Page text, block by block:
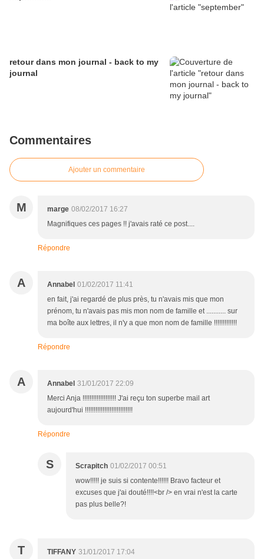
retour dans mon journal - back to my
journal
Commentaires
Ajouter un commentaire
M marge 08/02/2017 16:27
Magnifiques ces pages !! j'avais raté ce post....
Répondre
A Annabel 01/02/2017 11:41
en fait, j'ai regardé de plus près, tu n'avais mis que mon
prénom, tu n'avais pas mis mon nom de famille et ........... sur
ma boîte aux lettres, il n'y a que mon nom de famille !!!!!!!!!!!!!
Répondre
A Annabel 31/01/2017 22:09
Merci Anja !!!!!!!!!!!!!!!!!!! J'ai reçu ton superbe mail art
aujourd'hui !!!!!!!!!!!!!!!!!!!!!!!!!!!
Répondre
S Scrapitch 01/02/2017 00:51
wow!!!!! je suis si contente!!!!!! Bravo facteur et
excuses que j'ai douté!!!!<br /> en vrai n'est la carte
pas plus belle?!
T TIFFANY 31/01/2017 17:04